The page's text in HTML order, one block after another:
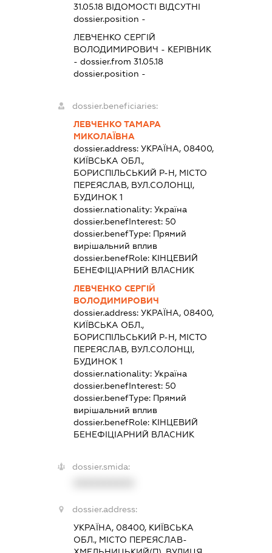
31.05.18ВІДОМОСТІ ВІДСУТНІ
dossier.position -
ЛЕВЧЕНКО СЕРГІЙ
ВОЛОДИМИРОВИЧ - КЕРІВНИК
- dossier.from 31.05.18
dossier.position -
dossier.beneficiaries:
ЛЕВЧЕНКО ТАМАРА
МИКОЛАЇВНА
dossier.address: УКРАЇНА, 08400,
КИЇВСЬКА ОБЛ.,
БОРИСПІЛЬСЬКИЙ Р-Н, МІСТО
ПЕРЕЯСЛАВ, ВУЛ.СОЛОНЦІ,
БУДИНОК 1
dossier.nationality: Україна
dossier.benefInterest: 50
dossier.benefType: Прямий
вирішальний вплив
dossier.benefRole: КІНЦЕВИЙ
БЕНЕФІЦІАРНИЙ ВЛАСНИК
ЛЕВЧЕНКО СЕРГІЙ
ВОЛОДИМИРОВИЧ
dossier.address: УКРАЇНА, 08400,
КИЇВСЬКА ОБЛ.,
БОРИСПІЛЬСЬКИЙ Р-Н, МІСТО
ПЕРЕЯСЛАВ, ВУЛ.СОЛОНЦІ,
БУДИНОК 1
dossier.nationality: Україна
dossier.benefInterest: 50
dossier.benefType: Прямий
вирішальний вплив
dossier.benefRole: КІНЦЕВИЙ
БЕНЕФІЦІАРНИЙ ВЛАСНИК
dossier.smida:
dossier.address:
УКРАЇНА, 08400, КИЇВСЬКА
ОБЛ., МІСТО ПЕРЕЯСЛАВ-